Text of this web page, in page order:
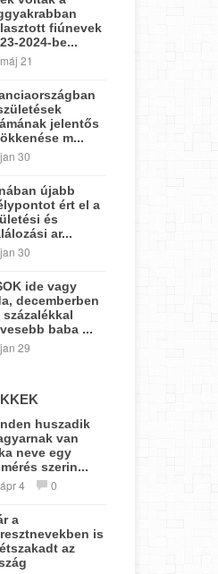
fiúnevek
2024-be...
máj 21
jelentős
m...
jan 30
újabb
ért el a
és
ar...
jan 30
ide vagy
decemberben
százalékkal
baba ...
jan 29
huszadik
van
neve egy
szerin...
ápr 4 0
a
is
az